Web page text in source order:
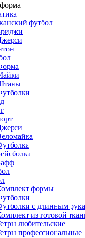
футбол
формы
с длинным
из готовой
любительские
профессиональные